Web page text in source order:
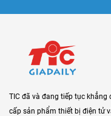
TIC đã và đang tiếp tục
cấp sản phẩm thiết bị điện tử